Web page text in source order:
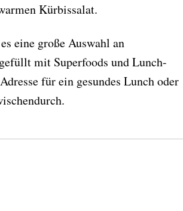
Kürbissalat.
eine große Auswahl an
mit Superfoods und Lunch-
für ein gesundes Lunch oder